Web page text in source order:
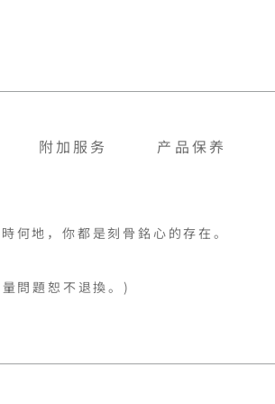
附加服务 产品保养
何地，你都是刻骨銘心的存在。
問題恕不退換。)